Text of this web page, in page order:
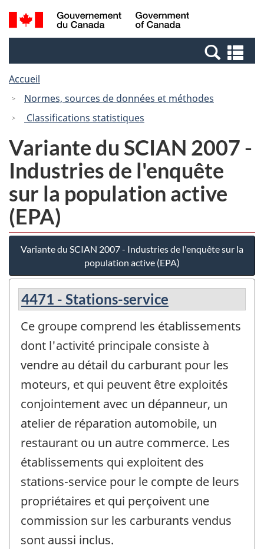
Passer
au
Passer
à
Canada
Recherche
et
et
Accueil
Normes, sources de données et méthodes
Classifications statistiques
Variante du SCIAN 2007 -
Industries de l'enquête
sur la population active
(EPA)
Variante du SCIAN 2007 - Industries de l'enquête sur la
population active (EPA)
4471 - Stations-service
Ce groupe comprend les établissements
dont l'activité principale consiste à
vendre au détail du carburant pour les
moteurs, et qui peuvent être exploités
conjointement avec un dépanneur, un
atelier de réparation automobile, un
restaurant ou un autre commerce. Les
établissements qui exploitent des
stations-service pour le compte de leurs
propriétaires et qui perçoivent une
commission sur les carburants vendus
sont aussi inclus.